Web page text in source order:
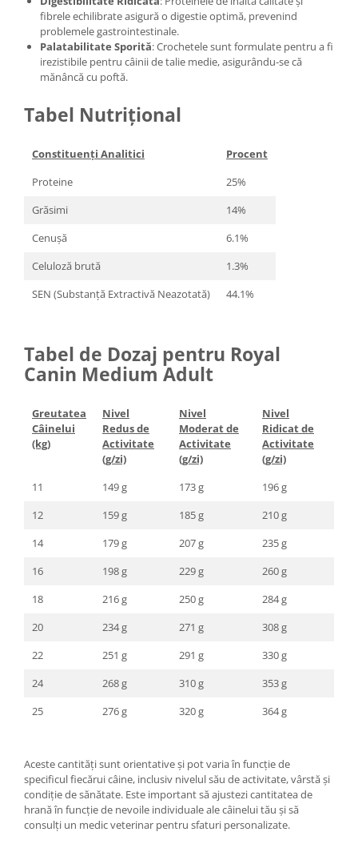
fibrele echilibrate asigură o digestie optimă, prevenind
problemele gastrointestinale.
Palatabilitate Sporită: Crochetele sunt formulate pentru a fi
irezistibile pentru câinii de talie medie, asigurându-se că
mănâncă cu poftă.
Tabel Nutrițional
Constituenți Analitici
Procent
Proteine
25%
Grăsimi
14%
Cenușă
6.1%
Celuloză brută
1.3%
SEN (Substanță Extractivă Neazotată)
44.1%
Tabel de Dozaj pentru Royal
Canin Medium Adult
Greutatea
Câinelui
(kg)
Nivel
Redus de
Activitate
(g/zi)
Nivel
Moderat de
Activitate
(g/zi)
Nivel
Ridicat de
Activitate
(g/zi)
11
149 g 173 g
196 g
12
159 g 185 g
210 g
14
179 g 207 g
235 g
16
198 g 229 g
260 g
18
216 g 250 g
284 g
20
234 g 271 g
308 g
22
251 g 291 g
330 g
24
268 g 310 g
353 g
25
276 g 320 g 364 g
Aceste cantități sunt orientative și pot varia în funcție de
specificul fiecărui câine, inclusiv nivelul său de activitate, vârstă și
condiție de sănătate. Este important să ajustezi cantitatea de
hrană în funcție de nevoile individuale ale câinelui tău și să
consulți un medic veterinar pentru sfaturi personalizate.